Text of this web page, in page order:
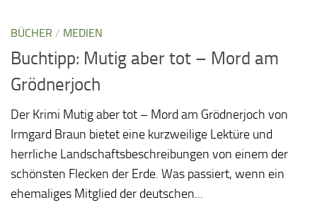
BÜCHER / MEDIEN
Buchtipp: Mutig aber tot – Mord am
Grödnerjoch
Der Krimi Mutig aber tot – Mord am Grödnerjoch von
Irmgard Braun bietet eine kurzweilige Lektüre und
herrliche Landschaftsbeschreibungen von einem der
schönsten Flecken der Erde. Was passiert, wenn ein
ehemaliges Mitglied der deutschen...